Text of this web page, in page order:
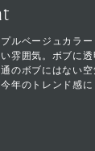
ルベージュカラ
雰囲気。ボブに
のボブにはない
年のトレンド感